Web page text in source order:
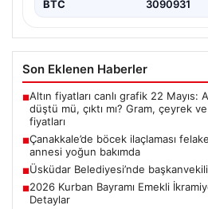
BTC 3090931
Son Eklenen Haberler
■Altın fiyatları canlı grafik 22 Mayıs:
düştü mü, çıktı mı? Gram, çeyrek ve
fiyatları
■Çanakkale’de böcek ilaçlaması
annesi yoğun bakımda
■Üsküdar Belediyesi’nde
■2026 Kurban Bayramı Emekli
Detaylar